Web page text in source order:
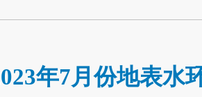
年7月份地表水